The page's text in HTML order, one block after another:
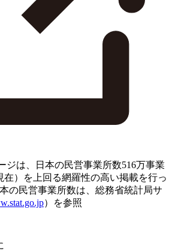
ジは、日本の民営事業所数516万事業
在）を上回る網羅性の高い掲載を行っ
の民営事業所数は、総務省統計局サ
）を参照